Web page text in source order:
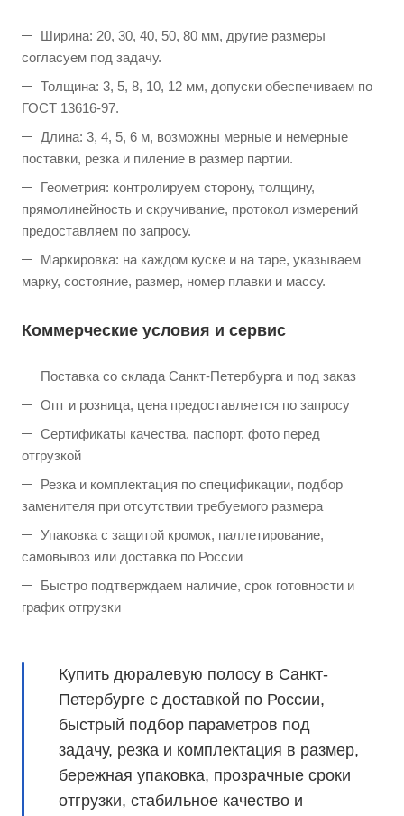
Ширина: 20, 30, 40, 50, 80 мм, другие размеры
согласуем под задачу.
Толщина: 3, 5, 8, 10, 12 мм, допуски обеспечиваем по
ГОСТ 13616-97.
Длина: 3, 4, 5, 6 м, возможны мерные и немерные
поставки, резка и пиление в размер партии.
Геометрия: контролируем сторону, толщину,
прямолинейность и скручивание, протокол измерений
предоставляем по запросу.
Маркировка: на каждом куске и на таре, указываем
марку, состояние, размер, номер плавки и массу.
Коммерческие условия и сервис
Поставка со склада Санкт-Петербурга и под заказ
Опт и розница, цена предоставляется по запросу
Сертификаты качества, паспорт, фото перед
отгрузкой
Резка и комплектация по спецификации, подбор
заменителя при отсутствии требуемого размера
Упаковка с защитой кромок, паллетирование,
самовывоз или доставка по России
Быстро подтверждаем наличие, срок готовности и
график отгрузки
Купить дюралевую полосу в Санкт-
Петербурге с доставкой по России,
быстрый подбор параметров под
задачу, резка и комплектация в размер,
бережная упаковка, прозрачные сроки
отгрузки, стабильное качество и